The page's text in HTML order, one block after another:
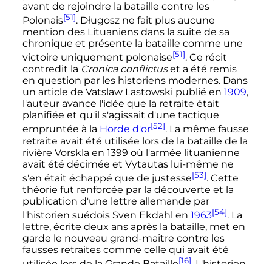
avant de rejoindre la bataille contre les
Polonais[51]. Długosz ne fait plus aucune
mention des Lituaniens dans la suite de sa
chronique et présente la bataille comme une
victoire uniquement polonaise[51]. Ce récit
contredit la Cronica conflictuset a été remis
en question par les historiens modernes. Dans
un article de Vatslaw Lastowski publié en 1909,
l'auteur avance l'idée que la retraite était
planifiée et qu'il s'agissait d'une tactique
empruntée à la Horde d'or[52]. La même fausse
retraite avait été utilisée lors de la bataille de la
rivière Vorskla en 1399 où l'armée lituanienne
avait été décimée et Vytautas lui-même ne
s'en était échappé que de justesse[53]. Cette
théorie fut renforcée par la découverte et la
publication d'une lettre allemande par
l'historien suédois Sven Ekdahl en 1963[54]. La
lettre, écrite deux ans après la bataille, met en
garde le nouveau grand-maître contre les
fausses retraites comme celle qui avait été
[16]